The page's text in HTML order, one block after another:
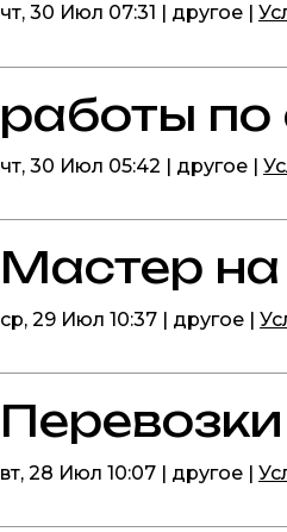
чт, 30 Июл 07:31 | другое |
работы по
чт, 30 Июл 05:42 | другое |
Мастер
ср, 29 Июл 10:37 | другое |
Перевозки
вт, 28 Июл 10:07 | другое |